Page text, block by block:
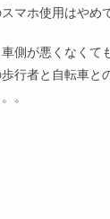
マホ使用はやめ
側が悪くなくて
行者と自転車と
。